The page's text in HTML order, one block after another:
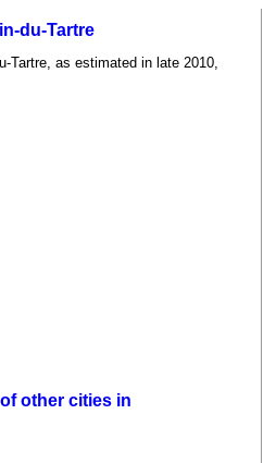
du-Tartre
Tartre, as estimated in late 2010,
other cities in